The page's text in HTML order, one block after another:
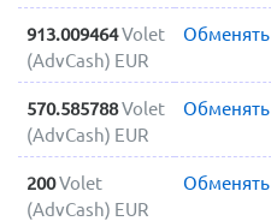
913.009464Volet
(AdvCash) EUR
Обменять
570.585788Volet
(AdvCash) EUR
Обменять
200Volet
(AdvCash) EUR
Обменять